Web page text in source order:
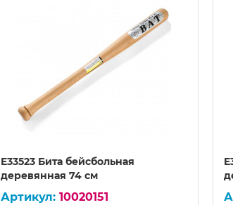
E33523 Бита бейсбольная
деревянная 74 см
10020151